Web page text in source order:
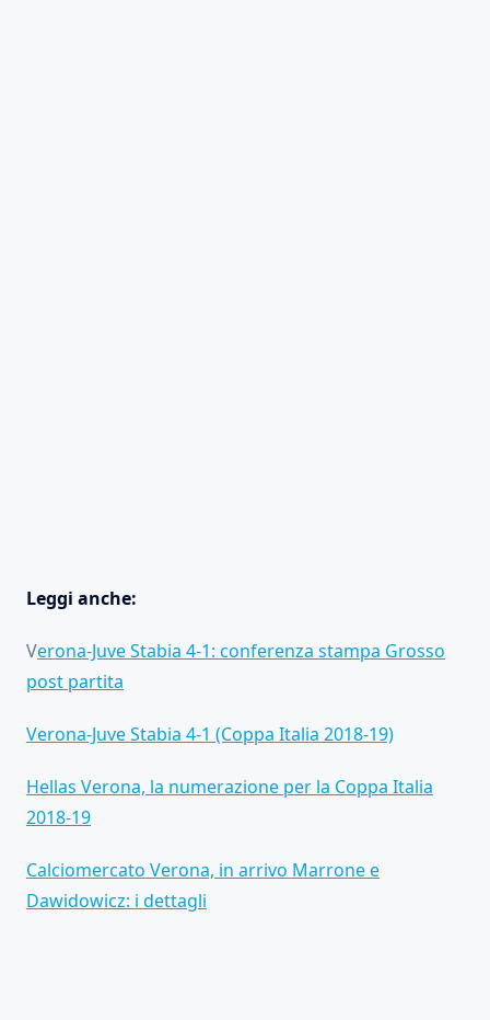
Leggi anche:
Verona-Juve Stabia 4-1: conferenza stampa Grosso
post partita
Verona-Juve Stabia 4-1 (Coppa Italia 2018-19)
Hellas Verona, la numerazione per la Coppa Italia
2018-19
Calciomercato Verona, in arrivo Marrone e
Dawidowicz: i dettagli